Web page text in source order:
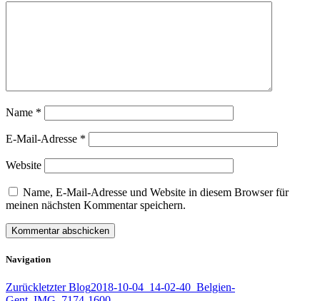
Name *
E-Mail-Adresse *
Website
Name, E-Mail-Adresse und Website in diesem Browser für
meinen nächsten Kommentar speichern.
Navigation
Zurückletzter Blog2018-10-04_14-02-40_Belgien-